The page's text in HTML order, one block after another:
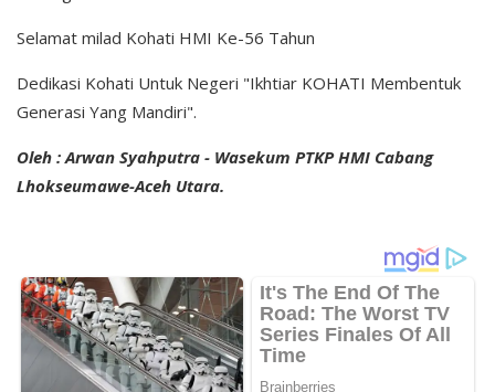
Selamat milad Kohati HMI Ke-56 Tahun
Dedikasi Kohati Untuk Negeri "Ikhtiar KOHATI Membentuk
Generasi Yang Mandiri".
Oleh : Arwan Syahputra - Wasekum PTKP HMI Cabang
Lhokseumawe-Aceh Utara.